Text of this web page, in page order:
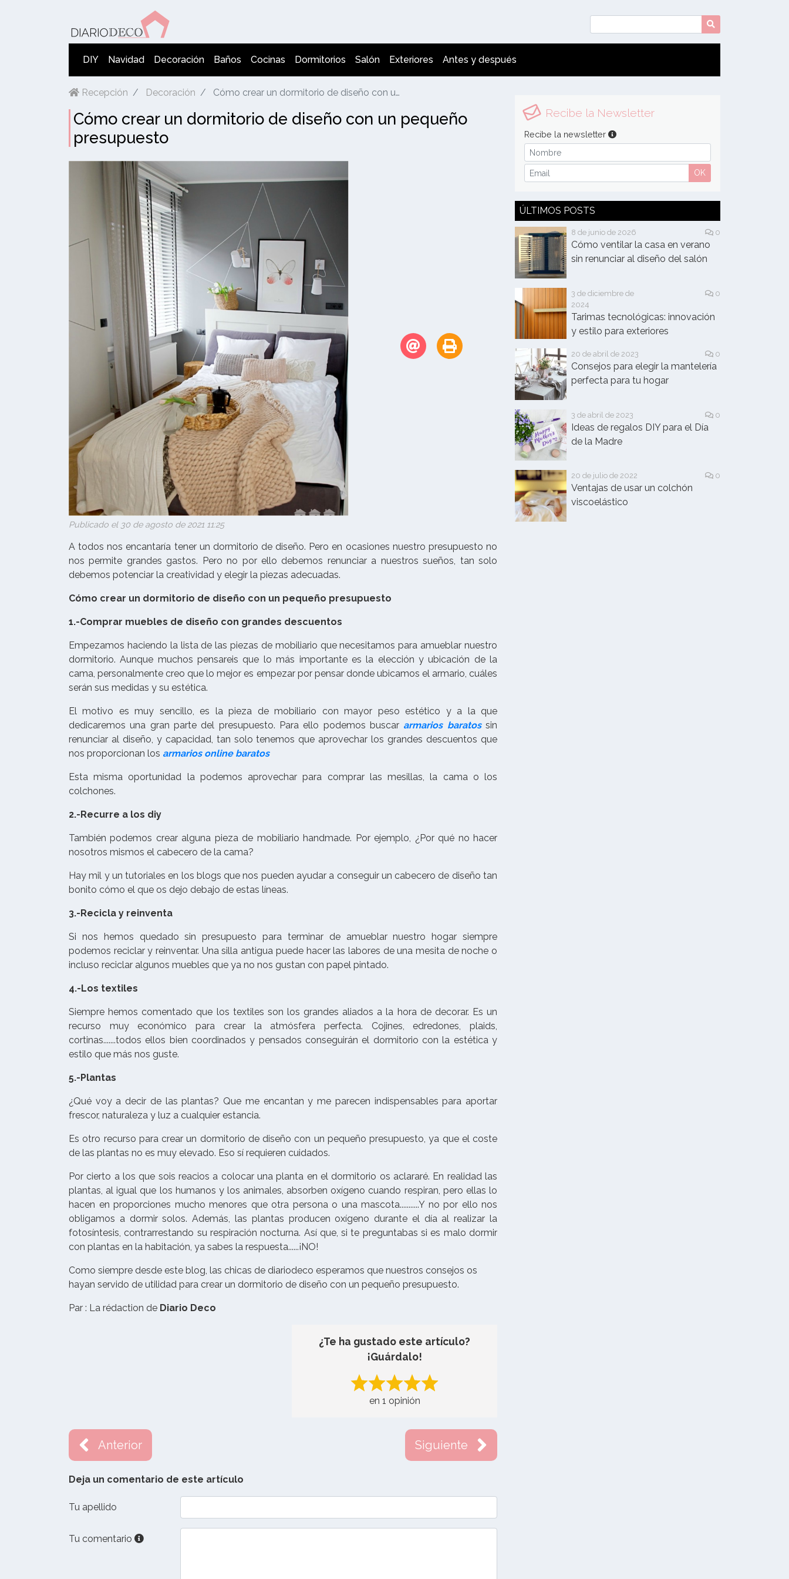
DIY Navidad Decoración Baños Cocinas Dormitorios Salón Exteriores Antes y después
Recepción Decoración Cómo crear un dormitorio de diseño con un pequeño presupuesto
Cómo crear un dormitorio de diseño con un pequeño
presupuesto
Publicado el 30 de agosto de 2021 11:25
A todos nos encantaría tener un dormitorio de diseño. Pero en ocasiones nuestro presupuesto no
nos permite grandes gastos. Pero no por ello debemos renunciar a nuestros sueños, tan solo
debemos potenciar la creatividad y elegir la piezas adecuadas.
Cómo crear un dormitorio de diseño con un pequeño presupuesto
1.-Comprar muebles de diseño con grandes descuentos
Empezamos haciendo la lista de las piezas de mobiliario que necesitamos para amueblar nuestro
dormitorio. Aunque muchos pensareis que lo más importante es la elección y ubicación de la
cama, personalmente creo que lo mejor es empezar por pensar donde ubicamos el armario, cuáles
serán sus medidas y su estética.
El motivo es muy sencillo, es la pieza de mobiliario con mayor peso estético y a la que
dedicaremos una gran parte del presupuesto. Para ello podemos buscar armarios baratossin
renunciar al diseño, y capacidad, tan solo tenemos que aprovechar los grandes descuentos que
nos proporcionan los armarios online baratos
Esta misma oportunidad la podemos aprovechar para comprar las mesillas, la cama o los
colchones.
2.-Recurre a los diy
También podemos crear alguna pieza de mobiliario handmade. Por ejemplo, ¿Por qué no hacer
nosotros mismos el cabecero de la cama?
Hay mil y un tutoriales en los blogs que nos pueden ayudar a conseguir un cabecero de diseño tan
bonito cómo el que os dejo debajo de estas líneas.
3.-Recicla y reinventa
Si nos hemos quedado sin presupuesto para terminar de amueblar nuestro hogar siempre
podemos reciclar y reinventar. Una silla antigua puede hacer las labores de una mesita de noche o
incluso reciclar algunos muebles que ya no nos gustan con papel pintado.
4.-Los textiles
Siempre hemos comentado que los textiles son los grandes aliados a la hora de decorar. Es un
recurso muy económico para crear la atmósfera perfecta. Cojines, edredones, plaids,
cortinas.......todos ellos bien coordinados y pensados conseguirán el dormitorio con la estética y
estilo que más nos guste.
5.-Plantas
¿Qué voy a decir de las plantas? Que me encantan y me parecen indispensables para aportar
frescor, naturaleza y luz a cualquier estancia.
Es otro recurso para crear un dormitorio de diseño con un pequeño presupuesto, ya que el coste
de las plantas no es muy elevado. Eso sí requieren cuidados.
Por cierto a los que sois reacios a colocar una planta en el dormitorio os aclararé. En realidad las
plantas, al igual que los humanos y los animales, absorben oxígeno cuando respiran, pero ellas lo
hacen en proporciones mucho menores que otra persona o una mascota...........Y no por ello nos
obligamos a dormir solos. Además, las plantas producen oxígeno durante el día al realizar la
fotosíntesis, contrarrestando su respiración nocturna. Así que, si te preguntabas si es malo dormir
con plantas en la habitación, ya sabes la respuesta......¡NO!
Como siempre desde este blog, las chicas de diariodeco esperamos que nuestros consejos os
hayan servido de utilidad para crear un dormitorio de diseño con un pequeño presupuesto.
Par : La rédaction de Diario Deco
¿Te ha gustado este artículo?
¡Guárdalo!
en 1 opinión
Anterior Siguiente
Deja un comentario de este artículo
Tu apellido
Tu comentario
Recibe la Newsletter
Recibe la newsletter
OK
ÚLTIMOS POSTS
8 de junio de 2026 0
Cómo ventilar la casa en verano
sin renunciar al diseño del salón
3 de diciembre de
2024
0
Tarimas tecnológicas: innovación
y estilo para exteriores
20 de abril de 2023 0
Consejos para elegir la mantelería
perfecta para tu hogar
3 de abril de 2023 0
Ideas de regalos DIY para el Día
de la Madre
20 de julio de 2022 0
Ventajas de usar un colchón
viscoelástico